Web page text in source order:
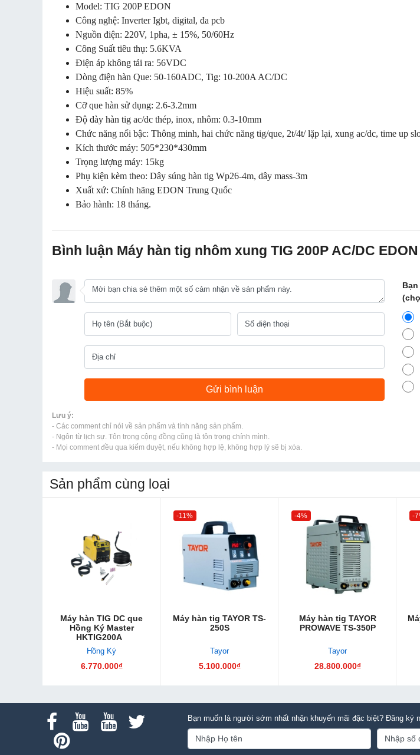
Model: TIG 200P EDON
Công nghệ: Inverter Igbt, digital, đa pcb
Nguồn điện: 220V, 1pha, ± 15%, 50/60Hz
Công Suất tiêu thụ: 5.6KVA
Điện áp không tải ra: 56VDC
Dòng điện hàn Que: 50-160ADC, Tig: 10-200A AC/DC
Hiệu suất: 85%
Cỡ que hàn sử dụng: 2.6-3.2mm
Độ dày hàn tig ac/dc thép, inox, nhôm: 0.3-10mm
Chức năng nổi bậc: Thông minh, hai chức năng tig/que, 2t/4t/ lặp lại, xung ac/dc, time up
Kích thước máy: 505*230*430mm
Trọng lượng máy: 15kg
Phụ kiện kèm theo: Dây súng hàn tig Wp26-4m, dây mass-3m
Xuất xứ: Chính hãng EDON Trung Quốc
Bảo hành: 18 tháng.
Bình luận Máy hàn tig nhôm xung TIG 200P AC/DC EDON
Lưu ý:
- Các comment chỉ nói về sản phẩm và tính năng sản phẩm.
- Ngôn từ lịch sự. Tôn trọng cộng đồng cũng là tôn trọng chính mình.
- Mọi comment đều qua kiểm duyệt, nếu không hợp lệ, không hợp lý sẽ bị xóa.
Sản phẩm cùng loại
Máy hàn TIG DC que
Hồng Ký Master
HKTIG200A
Hồng Ký
6.770.000₫
-11%
Máy hàn tig TAYOR TS-
250S
Tayor
5.100.000₫
-4%
Máy hàn tig TAYOR
PROWAVE TS-350P
Tayor
28.800.000₫
-
Bạn muốn là người sớm nhất nhận khuyến mãi đặc biệt? Đăng ký